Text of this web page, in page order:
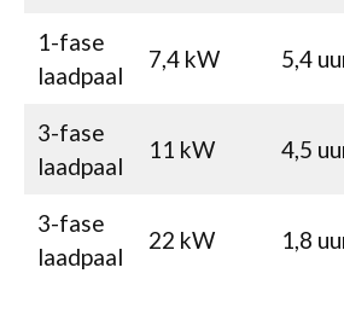
1-fase
laadpaal
7,4 kW 5,4
3-fase
laadpaal
11 kW 4,5
3-fase
laadpaal
22 kW 1,8